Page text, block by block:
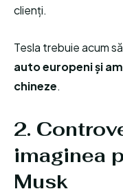
clienți.
Tesla trebuie acum
auto europeni și
chineze.
2.
imaginea
Musk